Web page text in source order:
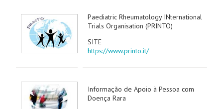
Paediatric Rheumatology INternational
Trials Organisation (PRINTO)
SITE
https://www.printo.it/
Informação de Apoio à Pessoa com
Doença Rara